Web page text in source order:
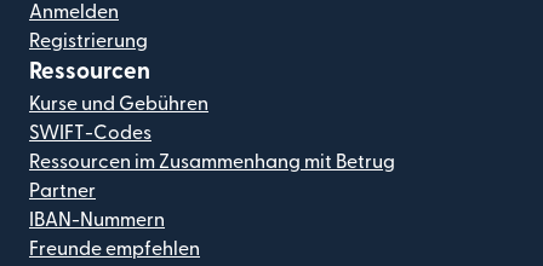
Anmelden
Registrierung
Ressourcen
Kurse und Gebühren
SWIFT-Codes
Ressourcen im Zusammenhang mit Betrug
Partner
IBAN-Nummern
Freunde empfehlen